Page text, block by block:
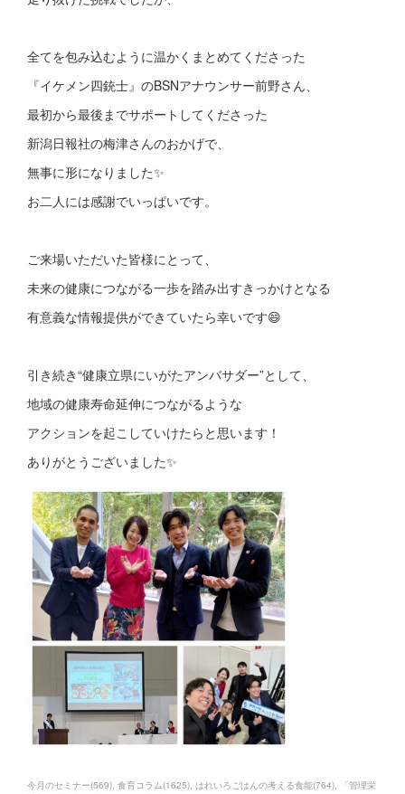
全てを包み込むように温かくまとめてくださった
『イケメン四銃士』のBSNアナウンサー前野さん、
最初から最後までサポートしてくださった
新潟日報社の梅津さんのおかげで、
無事に形になりました✨
お二人には感謝でいっぱいです。
ご来場いただいた皆様にとって、
未来の健康につながる一歩を踏み出すきっかけとなる
有意義な情報提供ができていたら幸いです😄
引き続き“健康立県にいがたアンバサダー”として、
地域の健康寿命延伸につながるような
アクションを起こしていけたらと思います！
ありがとうございました✨
今月のセミナー(569) 食育コラム(1625) はれいろごはんの考える食能(764)
「管理栄